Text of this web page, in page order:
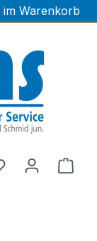
Warenkorb